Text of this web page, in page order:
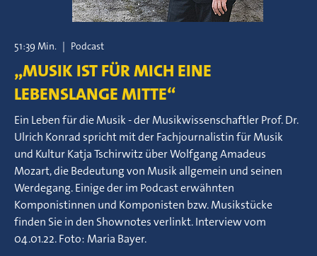
51:39 Min. | Podcast
„MUSIK IST FÜR MICH EINE
LEBENSLANGE MITTE“
Ein Leben für die Musik - der Musikwissenschaftler Prof. Dr.
Ulrich Konrad spricht mit der Fachjournalistin für Musik
und Kultur Katja Tschirwitz über Wolfgang Amadeus
Mozart, die Bedeutung von Musik allgemein und seinen
Werdegang. Einige der im Podcast erwähnten
Komponistinnen und Komponisten bzw. Musikstücke
finden Sie in den Shownotes verlinkt. Interview vom
04.01.22. Foto: Maria Bayer.